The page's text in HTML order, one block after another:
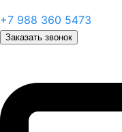
+7 988 360 5473
Заказать звонок